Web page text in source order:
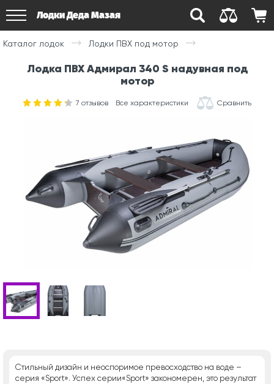
Лодки Деда Мазая
Каталог лодок Лодки ПВХ под мотор
Лодка ПВХ Адмирал 340 S надувная под
мотор
7 отзывов Все характеристики Сравнить
Стильный дизайн и неоспоримое превосходство на воде –
серия «Sport». Успех серии«Sport» закономерен, это результат